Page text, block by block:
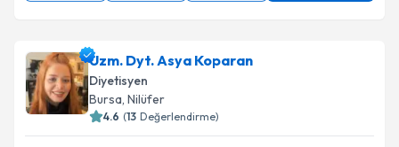
Uzm. Dyt. Asya Koparan
Diyetisyen
Bursa, Nilüfer
4.6 (13 Değerlendirme)